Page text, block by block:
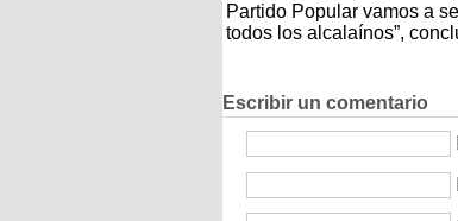
Partido Popular vamos a
todos los alcalaínos”,
Escribir un comentario